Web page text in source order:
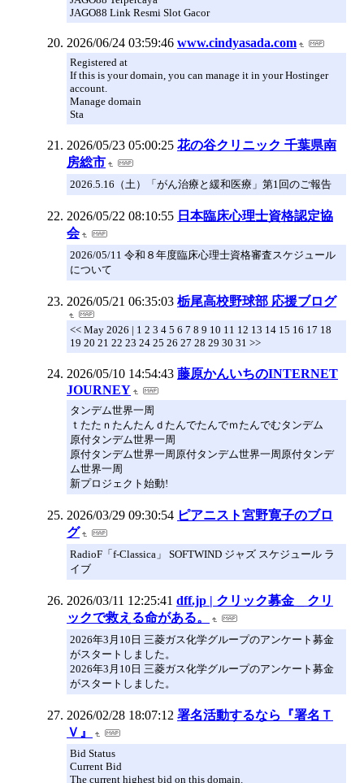
JAGO88 Link Resmi Slot Gacor
2026/06/24 03:59:46 www.cindyasada.com
Registered at
If this is your domain, you can manage it in your Hostinger
account.
Manage domain
Sta
2026/05/23 05:00:25 花の谷クリニック 千葉県南
房総市
2026.5.16（土）「がん治療と緩和医療」第1回のご報告
2026/05/22 08:10:55 日本臨床心理士資格認定協
会
2026/05/11 令和８年度臨床心理士資格審査スケジュール
について
2026/05/21 06:35:03 栃尾高校野球部 応援ブログ
<< May 2026 | 1 2 3 4 5 6 7 8 9 10 11 12 13 14 15 16 17 18
19 20 21 22 23 24 25 26 27 28 29 30 31 >>
2026/05/10 14:54:43 藤原かんいちのINTERNET
JOURNEY
タンデム世界一周
ｔたたｎたんたんｄたんでたんでｍたんでむタンデム
原付タンデム世界一周
原付タンデム世界一周原付タンデム世界一周原付タンデ
ム世界一周
​新プロジェクト始動!
2026/03/29 09:30:54 ピアニスト宮野寛子のブロ
グ
RadioF「f-Classica」 SOFTWIND ジャズ スケジュール ラ
イブ
2026/03/11 12:25:41 dff.jp | クリック募金 _ クリ
ックで救える命がある。
2026年3月10日 三菱ガス化学グループのアンケート募金
がスタートしました。
2026年3月10日 三菱ガス化学グループのアンケート募金
がスタートしました。
2026/02/28 18:07:12 署名活動するなら『署名Ｔ
Ｖ』
Bid Status
Current Bid
The current highest bid on this domain.